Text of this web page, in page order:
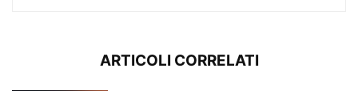
ARTICOLI CORRELATI